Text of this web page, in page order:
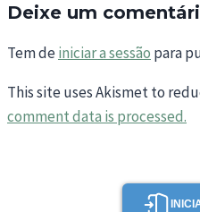
Deixe um
Tem deiniciar a sessão para
This site uses Akismet to
comment data is processed.